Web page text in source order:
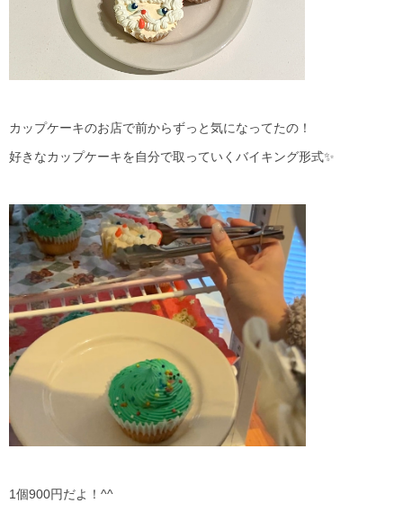
カップケーキのお店で前からずっと気になってたの！
好きなカップケーキを自分で取っていくバイキング形式✨
1個900円だよ！^^